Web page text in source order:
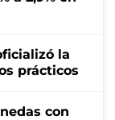
la
prácticos
con